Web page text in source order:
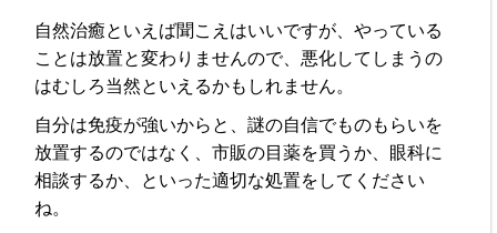
自然治癒といえば聞こえはいいですが、やっている
ことは放置と変わりませんので、悪化してしまうの
はむしろ当然といえるかもしれません。
自分は免疫が強いからと、謎の自信でものもらいを
放置するのではなく、市販の目薬を買うか、眼科に
相談するか、といった適切な処置をしてください
ね。